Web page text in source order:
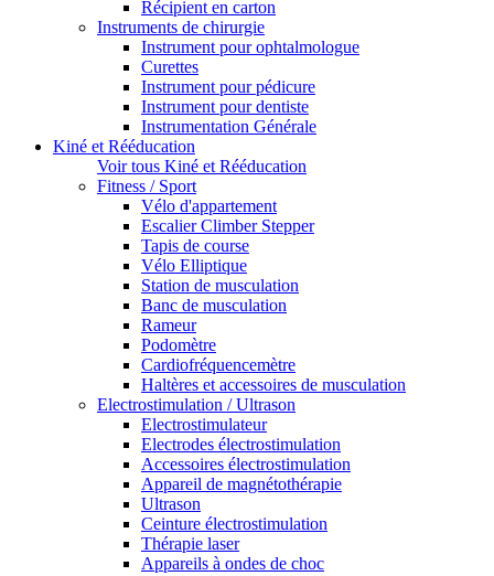
Récipient en carton
Instruments de chirurgie
Instrument pour ophtalmologue
Curettes
Instrument pour pédicure
Instrument pour dentiste
Instrumentation Générale
Kiné et Rééducation
Voir tous Kiné et Rééducation
Fitness / Sport
Vélo d'appartement
Escalier Climber Stepper
Tapis de course
Vélo Elliptique
Station de musculation
Banc de musculation
Rameur
Podomètre
Cardiofréquencemètre
Haltères et accessoires de musculation
Electrostimulation / Ultrason
Electrostimulateur
Electrodes électrostimulation
Accessoires électrostimulation
Appareil de magnétothérapie
Ultrason
Ceinture électrostimulation
Thérapie laser
Appareils à ondes de choc